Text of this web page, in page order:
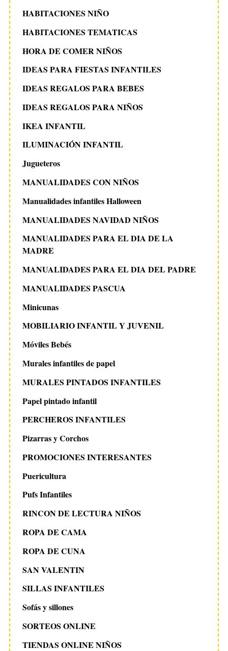
HABITACIONES NIÑO
HABITACIONES TEMATICAS
HORA DE COMER NIÑOS
IDEAS PARA FIESTAS INFANTILES
IDEAS REGALOS PARA BEBES
IDEAS REGALOS PARA NIÑOS
IKEA INFANTIL
ILUMINACIÓN INFANTIL
Jugueteros
MANUALIDADES CON NIÑOS
Manualidades infantiles Halloween
MANUALIDADES NAVIDAD NIÑOS
MANUALIDADES PARA EL DIA DE LA
MADRE
MANUALIDADES PARA EL DIA DEL PADRE
MANUALIDADES PASCUA
Minicunas
MOBILIARIO INFANTIL Y JUVENIL
Móviles Bebés
Murales infantiles de papel
MURALES PINTADOS INFANTILES
Papel pintado infantil
PERCHEROS INFANTILES
Pizarras y Corchos
PROMOCIONES INTERESANTES
Puericultura
Pufs Infantiles
RINCON DE LECTURA NIÑOS
ROPA DE CAMA
ROPA DE CUNA
SAN VALENTIN
SILLAS INFANTILES
Sofás y sillones
SORTEOS ONLINE
TIENDAS ONLINE NIÑOS